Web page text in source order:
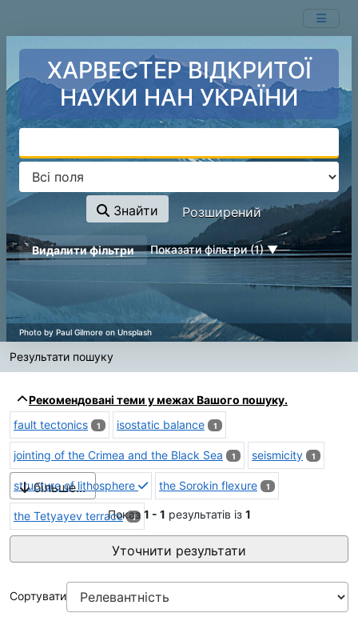
ХАРВЕСТЕР ВІДКРИТОЇ
НАУКИ НАН УКРАЇНИ
Знайти Розширений
page_reload_on_deselect_hint
Видалити фільтри Показати фільтри (1)
Результати пошуку
Рекомендовані теми у межах Вашого пошуку.
fault tectonics
1 isostatic balance 1
jointing of the Crimea and the Black Sea 1 seismicity 1
structure of lithosphere the Sorokin flexure 1
the Tetyayev terrace 1
більше...
Показ 1 - 1 результатів із 1
Уточнити результати
Сортувати